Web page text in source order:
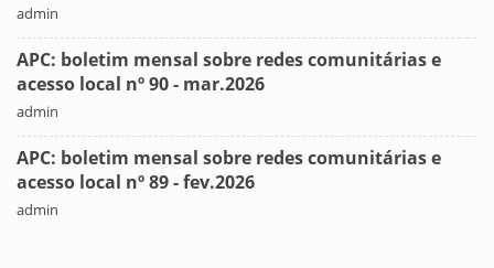
admin
APC: boletim mensal sobre redes comunitárias e
acesso local nº 90 - mar.2026
admin
APC: boletim mensal sobre redes comunitárias e
acesso local nº 89 - fev.2026
admin